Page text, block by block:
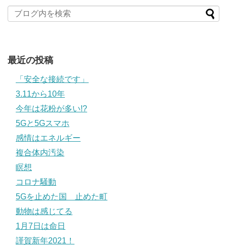
最近の投稿
「安全な接続です」
3.11から10年
今年は花粉が多い!?
5Gと5Gスマホ
感情はエネルギー
複合体内汚染
瞑想
コロナ騒動
5Gを止めた国 止めた町
動物は感じてる
1月7日は命日
謹賀新年2021！